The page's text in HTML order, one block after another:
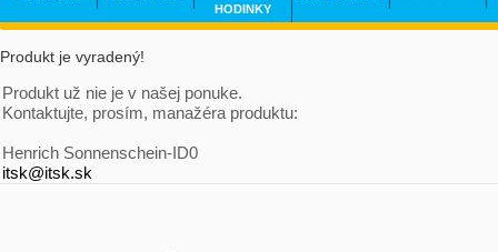
Produkt je vyradený!
Produkt už nie je v našej ponuke.
Kontaktujte, prosím, manažéra produktu:
Henrich Sonnenschein-ID0
itsk@itsk.sk
HODINKY